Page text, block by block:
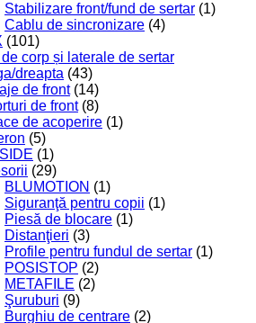
Stabilizare front/fund de sertar (1)
Cablu de sincronizare (4)
(101)
corp și laterale de sertar
dreapta (43)
de front (14)
de front (8)
de acoperire (1)
(5)
(1)
(29)
BLUMOTION (1)
Siguranţă pentru copii (1)
Piesă de blocare (1)
Distanţieri (3)
Profile pentru fundul de sertar (1)
POSISTOP (2)
METAFILE (2)
Şuruburi (9)
Burghiu de centrare (2)